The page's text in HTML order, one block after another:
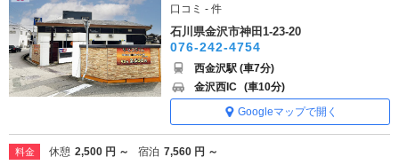
口コミ - 件
石川県金沢市神田1-23-20
076-242-4754
西金沢駅 (車7分)
金沢西IC (車10分)
Googleマップで開く
料金 休憩 2,500 円 ～ 宿泊 7,560 円 ～